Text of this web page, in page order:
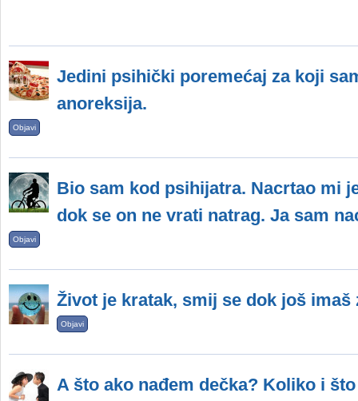
Jedini psihički poremećaj za koji
anoreksija.
Objavi
Bio sam kod psihijatra. Nacrtao mi
dok se on ne vrati natrag. Ja sam
Objavi
Život je kratak, smij se dok još imaš
Objavi
A što ako nađem dečka? Koliko i